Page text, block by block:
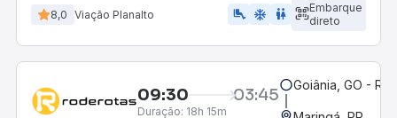
8,0 Viação Planalto airline_seat_legroom_extra ac_unit WC
Embarque
direto
09:30 03:45
Duração: 18h 15m
Goiânia, GO -